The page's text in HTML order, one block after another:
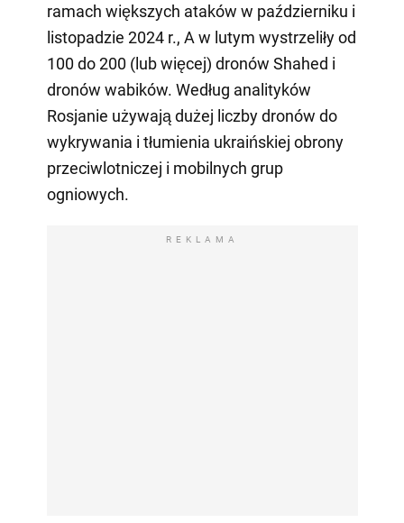
ramach większych ataków w październiku i
listopadzie 2024 r., A w lutym wystrzeliły od
100 do 200 (lub więcej) dronów Shahed i
dronów wabików. Według analityków
Rosjanie używają dużej liczby dronów do
wykrywania i tłumienia ukraińskiej obrony
przeciwlotniczej i mobilnych grup
ogniowych.
REKLAMA